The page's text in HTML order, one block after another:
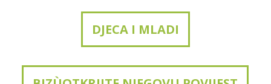
DJECA I MLADI